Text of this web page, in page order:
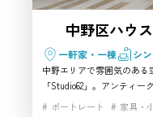
中央区で候補をい
が、このハウスス
におすすめですか
中野区ハウ
一軒家・一棟 シ
中野エリアで雰囲気のあ
「Studio62」。アンティー
た使い勝手の良いハウスス
ポートレート 家具・